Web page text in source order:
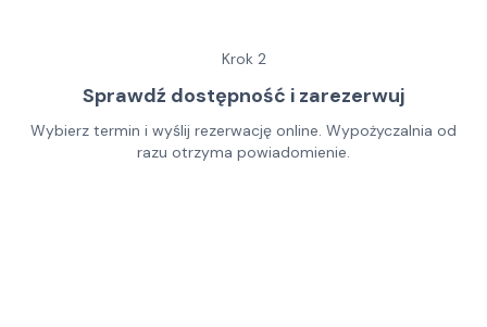
Krok 2
Sprawdź dostępność i zarezerwuj
Wybierz termin i wyślij rezerwację online. Wypożyczalnia od
razu otrzyma powiadomienie.